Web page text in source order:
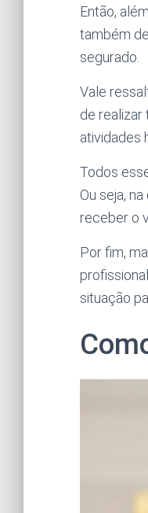
Então,
também
segurado.
Vale
de realizar
atividades
Todos
Ou seja,
receber o
Por fim,
situação